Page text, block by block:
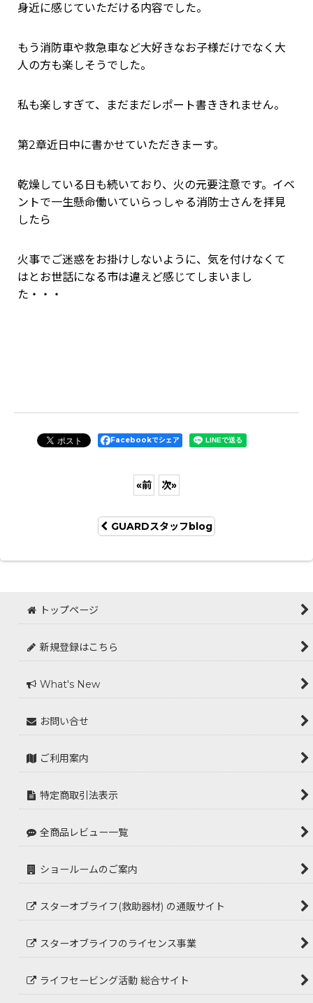
身近に感じていただける内容でした。
もう消防車や救急車など大好きなお子様だけでなく大
人の方も楽しそうでした。
私も楽しすぎて、まだまだレポート書ききれません。
第2章近日中に書かせていただきまーす。
乾燥している日も続いており、火の元要注意です。イベ
ントで一生懸命働いていらっしゃる消防士さんを拝見
したら
火事でご迷惑をお掛けしないように、気を付けなくて
はとお世話になる市は違えど感じてしまいまし
た・・・
Facebookでシェア
«前 次»
GUARDスタッフblog
トップページ
新規登録はこちら
What's New
お問い合せ
ご利用案内
特定商取引法表示
全商品レビュー一覧
ショールームのご案内
スターオブライフ(救助器材) の通販サイト
スターオブライフのライセンス事業
ライフセービング活動 総合サイト